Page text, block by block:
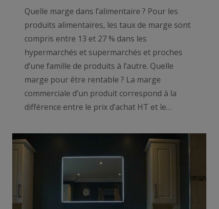
Quelle marge dans l’alimentaire ? Pour les
produits alimentaires, les taux de marge sont
compris entre 13 et 27 % dans les
hypermarchés et supermarchés et proches
d’une famille de produits à l’autre. Quelle
marge pour être rentable ? La marge
commerciale d’un produit correspond à la
différence entre le prix d’achat HT et le…